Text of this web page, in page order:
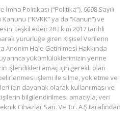
Politikası (“Politika”), 6698 Sayılı
(“KVKK” ya da “Kanun”) ve
teşkil eden 28 Ekim 2017 tarihli
yürürlüğe giren Kişisel Verilerin
Anonim Hale Getirilmesi Hakkında
yükümlülüklerimizin yerine
işlendikleri amaç için gerekli olan
işlemi ile silme, yok etme ve
için dayanak olarak kullanılması ve
bilgilendirilmesi amacıyla, veri
Cihazlar San. Ve Tic. A.Ş tarafından